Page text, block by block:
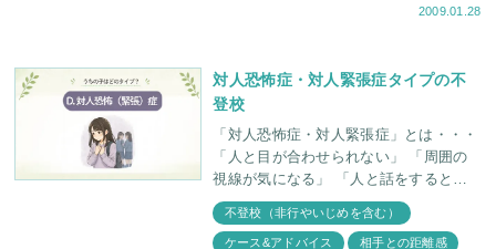
2009.01.28
対人恐怖症・対人緊張症タイプの不
登校
「対人恐怖症・対人緊張症」とは・・・
「人と目が合わせられない」 「周囲の
視線が気になる」 「人と話をするとド
キドキする」 「自分の態度が相手に不
不登校（非行やいじめを含む）
ケース&アドバイス 相手との距離感